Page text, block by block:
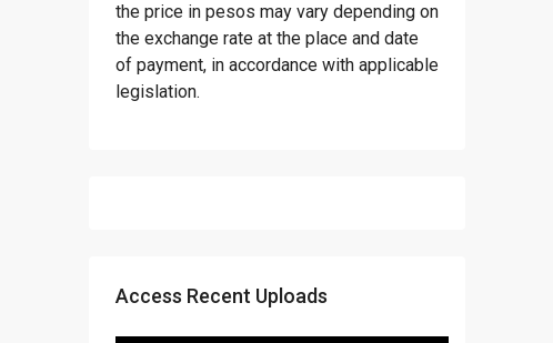
the price in pesos may vary depending on
the exchange rate at the place and date
of payment, in accordance with applicable
legislation.
Access Recent Uploads